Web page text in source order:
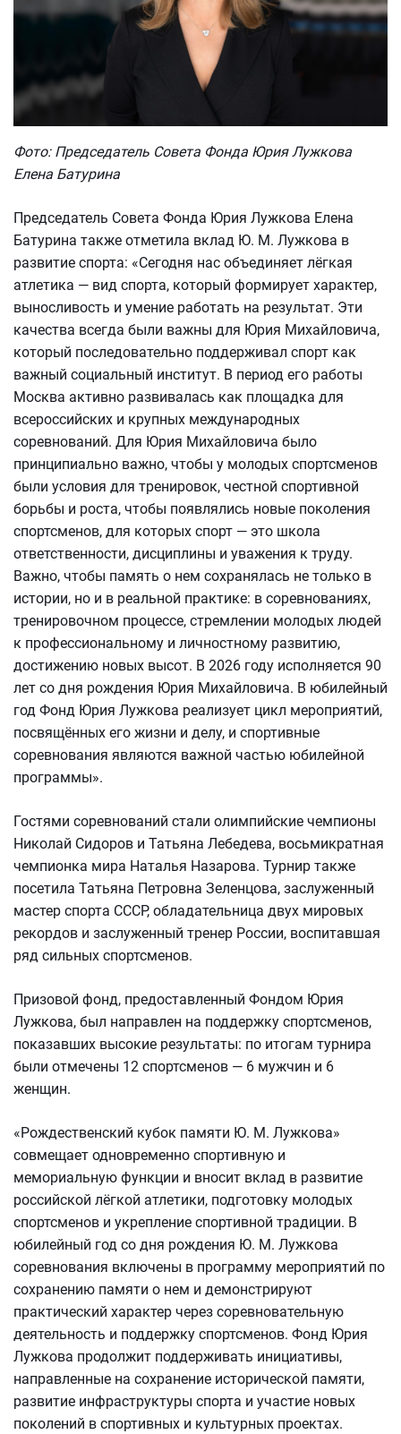
Фото: Председатель Совета Фонда Юрия Лужкова
Елена Батурина
Председатель Совета Фонда Юрия Лужкова Елена
Батурина также отметила вклад Ю. М. Лужкова в
развитие спорта: «Сегодня нас объединяет лёгкая
атлетика — вид спорта, который формирует характер,
выносливость и умение работать на результат. Эти
качества всегда были важны для Юрия Михайловича,
который последовательно поддерживал спорт как
важный социальный институт. В период его работы
Москва активно развивалась как площадка для
всероссийских и крупных международных
соревнований. Для Юрия Михайловича было
принципиально важно, чтобы у молодых спортсменов
были условия для тренировок, честной спортивной
борьбы и роста, чтобы появлялись новые поколения
спортсменов, для которых спорт — это школа
ответственности, дисциплины и уважения к труду.
Важно, чтобы память о нем сохранялась не только в
истории, но и в реальной практике: в соревнованиях,
тренировочном процессе, стремлении молодых людей
к профессиональному и личностному развитию,
достижению новых высот. В 2026 году исполняется 90
лет со дня рождения Юрия Михайловича. В юбилейный
год Фонд Юрия Лужкова реализует цикл мероприятий,
посвящённых его жизни и делу, и спортивные
соревнования являются важной частью юбилейной
программы».
Гостями соревнований стали олимпийские чемпионы
Николай Сидоров и Татьяна Лебедева, восьмикратная
чемпионка мира Наталья Назарова. Турнир также
посетила Татьяна Петровна Зеленцова, заслуженный
мастер спорта СССР, обладательница двух мировых
рекордов и заслуженный тренер России, воспитавшая
ряд сильных спортсменов.
Призовой фонд, предоставленный Фондом Юрия
Лужкова, был направлен на поддержку спортсменов,
показавших высокие результаты: по итогам турнира
были отмечены 12 спортсменов — 6 мужчин и 6
женщин.
«Рождественский кубок памяти Ю. М. Лужкова»
совмещает одновременно спортивную и
мемориальную функции и вносит вклад в развитие
российской лёгкой атлетики, подготовку молодых
спортсменов и укрепление спортивной традиции. В
юбилейный год со дня рождения Ю. М. Лужкова
соревнования включены в программу мероприятий по
сохранению памяти о нем и демонстрируют
практический характер через соревновательную
деятельность и поддержку спортсменов. Фонд Юрия
Лужкова продолжит поддерживать инициативы,
направленные на сохранение исторической памяти,
развитие инфраструктуры спорта и участие новых
поколений в спортивных и культурных проектах.